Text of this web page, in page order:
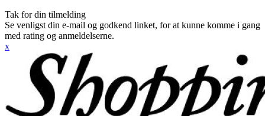
Tak for din tilmelding
Se venligst din e-mail og godkend linket, for at kunne komme i gang
med rating og anmeldelserne.
x